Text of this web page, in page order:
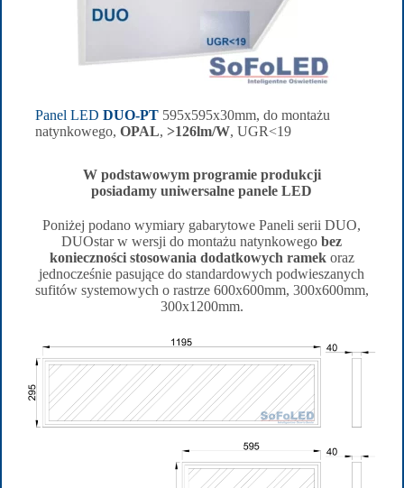
Panel LED DUO-PT595x595x30mm, do montażu
natynkowego, OPAL, >126lm/W, UGR<19
W podstawowym programie produkcji
posiadamyuniwersalne panele LED
Poniżej podano wymiary gabarytowe Paneli serii DUO,
DUOstar w wersji do montażu natynkowego bez
konieczności stosowania dodatkowych ramekoraz
jednocześnie pasujące do standardowych podwieszanych
sufitów systemowych o rastrze 600x600mm, 300x600mm,
300x1200mm.